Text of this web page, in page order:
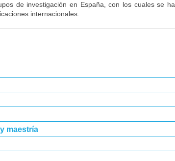
de investigación en España, con los cuales se ha
internacionales.
maestría